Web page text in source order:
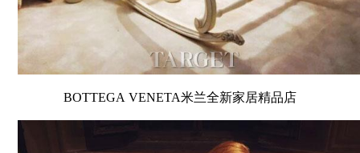
BOTTEGA VENETA米兰全新家居精品店